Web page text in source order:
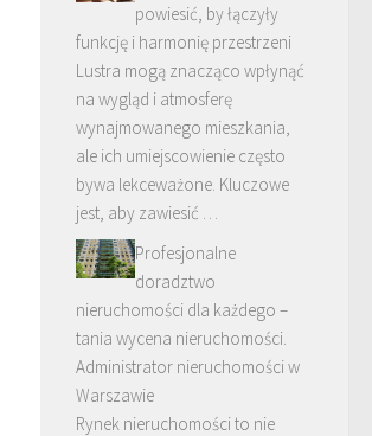
powiesić, by łączyły
funkcję i harmonię przestrzeni
Lustra mogą znacząco wpłynąć
na wygląd i atmosferę
wynajmowanego mieszkania,
ale ich umiejscowienie często
bywa lekceważone. Kluczowe
jest, aby zawiesić …
Profesjonalne
doradztwo
nieruchomości dla każdego –
tania wycena nieruchomości.
Administrator nieruchomości w
Warszawie
Rynek nieruchomości to nie